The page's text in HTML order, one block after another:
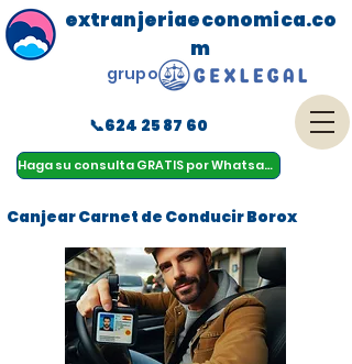
Haga su consulta GRATIS por Whatsapp
menu
extranjeriaeconomica.co
m
📞624 25 87 60
grupo
Canjear Carnet de Conducir Borox